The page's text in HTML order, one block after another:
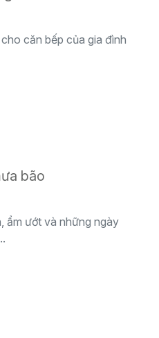
căn bếp của gia đình
bão
ẩm ướt và những ngày